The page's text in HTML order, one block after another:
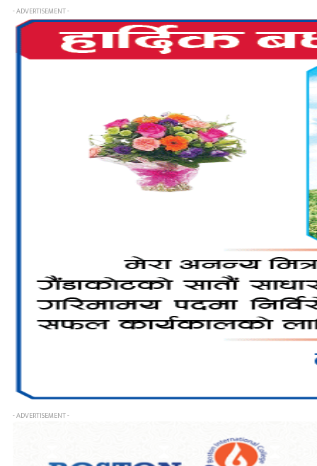
- ADVERTISEMENT -
- ADVERTISEMENT -